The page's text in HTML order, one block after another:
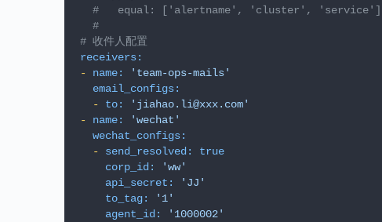
#   equal: ['alertname', 'cluster', 'service']
#
# 收件人配置
receivers:
-
name:
'team-ops-mails'
email_configs:
-
to:
'jiahao.li@xxx.com'
-
name:
'wechat'
wechat_configs:
-
send_resolved:
true
corp_id:
'ww'
api_secret:
'JJ'
to_tag:
'1'
agent_id:
'1000002'